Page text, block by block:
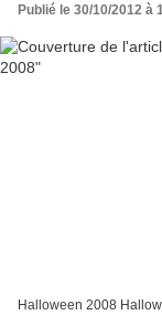
Publié le 30/10/2012 à
Halloween 2008